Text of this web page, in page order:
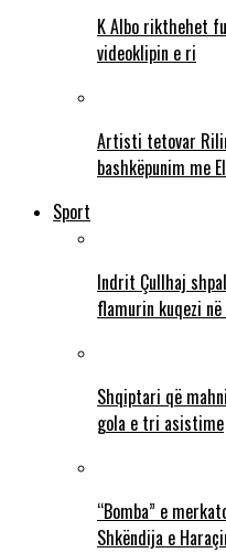
K Albo rikthehet
videoklipin e ri
Artisti tetovar
bashkëpunim me
Sport
Indrit Çullhaj
flamurin kuqezi
Shqiptari që
gola e tri asistime
“Bomba” e
Shkëndija e